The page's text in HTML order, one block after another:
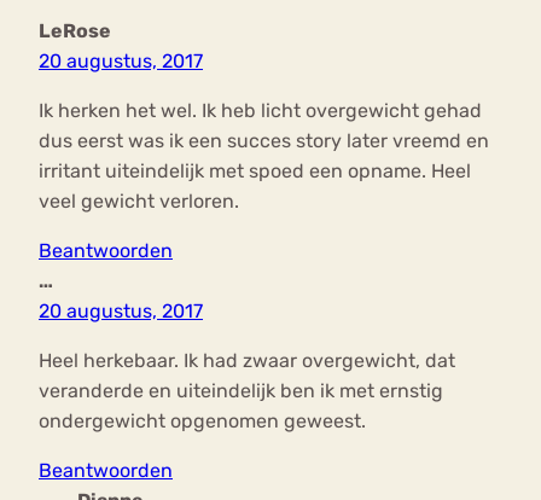
LeRose
20 augustus, 2017
Ik herken het wel. Ik heb licht overgewicht gehad
dus eerst was ik een succes story later vreemd en
irritant uiteindelijk met spoed een opname. Heel
veel gewicht verloren.
Beantwoorden
…
20 augustus, 2017
Heel herkebaar. Ik had zwaar overgewicht, dat
veranderde en uiteindelijk ben ik met ernstig
ondergewicht opgenomen geweest.
Beantwoorden